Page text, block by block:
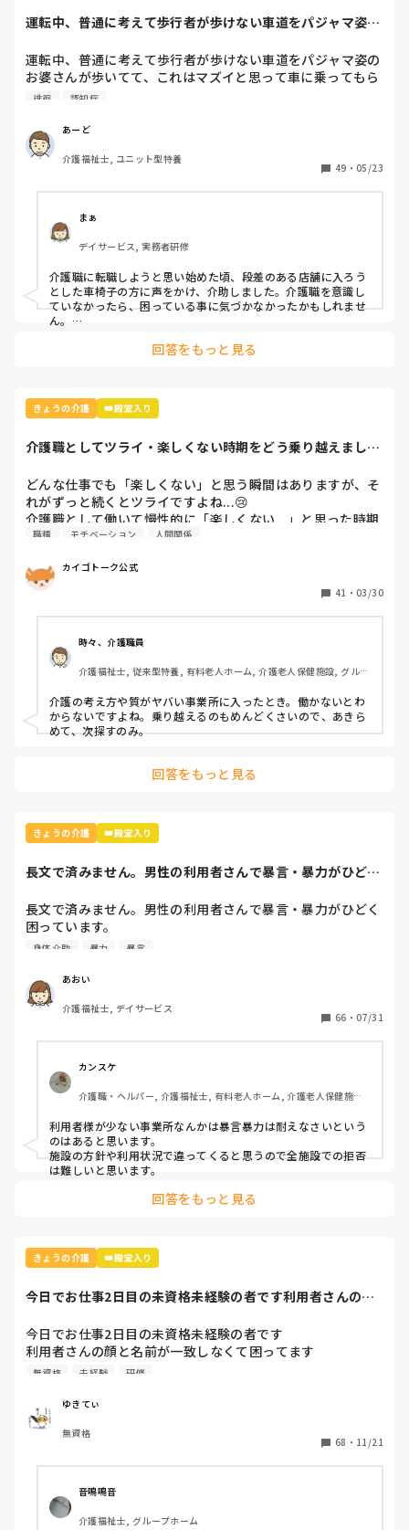
運転中、普通に考えて歩行者が歩けない車道をパジャマ姿の
運転中、普通に考えて歩行者が歩けない車道をパジャマ姿の
お婆さんが歩いてて、これはマズイと思って車に乗ってもら
い交番へ。
の定認知症による徘徊との事。
自分が介護職じゃないと間違いなく不審に思わずスルーして
たなと😅
あとはコロナ前に街に呑みに行ってたら
両足骨折してる車椅子の若い方
その友達っぽい人が段差を前から降りようと介助してて慌て
て止めて後ろから降りれるように手伝った事もあります笑
皆さんはプライベートで介護職ならではの経験あります
か？？
徘徊 認知症
あーど
介護福祉士, ユニット型特養
49 ・ 05/23
まぁ
デイサービス, 実務者研修
介護職に転職しようと思い始めた頃、段差のある店舗に入ろう
とした車椅子の方に声をかけ、介助しました。介護職を意識し
ていなかったら、困っている事に気づかなかったかもしれませ
ん。
に支えてしまうとか。 回答をもっと見る
きょうの介護 👑殿堂入り
介護職としてツライ・楽しくない時期をどう乗り越えまし
どんな仕事でも「楽しくない」と思う瞬間はありますが、そ
れがずっと続くとツライですよね...😢
介護職として働いて慢性的に「楽しくない...」と思った時期
はありますか？
ひお聞かせください🙇
職種 モチベーション 人間関係
カイゴトーク公式
41 ・ 03/30
時々、介護職員
介護福祉士, 従来型特養, 有料老人ホーム, 介護老人保健施設, グルー
介護の考え方や質がヤバい事業所に入ったとき。働かないとわ
からないですよね。乗り越えるのもめんどくさいので、あきら
めて、次探すのみ。
回答をもっと見る
きょうの介護 👑殿堂入り
長文で済みません。男性の利用者さんで暴言・暴力がひどく
長文で済みません。男性の利用者さんで暴言・暴力がひどく
困っています。
お気に入りの職員(生活相談員の2名のみ)と嫌いな職員がい
ので女性職員限定で対応しなければならず、片麻痺なのです
が介助が気に入らないと素手や杖で思いきり叩かれます。痛
くてもみんな我慢して「すいません」と謝ってばかりです。
す。
私が働きはじめの頃、入浴の着脱介助で慎重に対応したので
すが手を思いきり叩かれてしまい青あざが出来ました。こん
なに暴力的な利用者さんを1人で介助した事がなかったので
トラウマになってしまい、この方の利用日は介助を避けるよ
うになりました。フォローしてくれる他の職員には申し訳な
いと思ってますが、毎回出勤するのが憂鬱で仕方ない状態に
までなっています。
皆さんの施設では暴言・暴力のひどい方をどの程度の状態ま
身体介助 暴力 暴言
あおい
介護福祉士, デイサービス
66 ・ 07/31
カンスケ
介護職・ヘルパー, 介護福祉士, 有料老人ホーム, 介護老人保健施設,
利用者様が少ない事業所なんかは暴言暴力は耐えなさいという
のはあると思います。
施設の方針や利用状況で違ってくると思うので全施設での拒否
は難しいと思います。
回答をもっと見る
きょうの介護 👑殿堂入り
今日でお仕事2日目の未資格未経験の者です利用者さんの顔
今日でお仕事2日目の未資格未経験の者です
利用者さんの顔と名前が一致しなくて困ってます
皆さんはどうやって覚えましたか？アドバイス下さい🙇‍♀️
何を話したら良いのかで悩んでしまいます。
NGワードやこういう会話を良くしますと言うのがあればア
ドバイス下さい🙇‍♀️
無資格 未経験 研修
ゆきてぃ
無資格
68 ・ 11/21
音鳴鳴音
介護福祉士, グループホーム